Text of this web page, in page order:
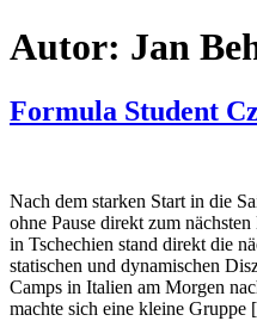
Autor: Jan
Formula Student
Nach dem starken Start in die
ohne Pause direkt zum
in Tschechien stand direkt die
statischen und dynamischen
Camps in Italien am Morgen
machte sich eine kleine